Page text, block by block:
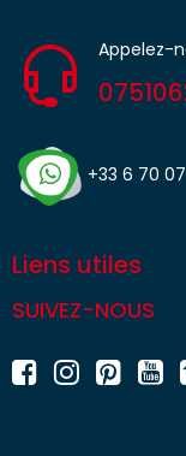
Appelez-
+33 6 70
Liens utiles
SUIVEZ-NOUS